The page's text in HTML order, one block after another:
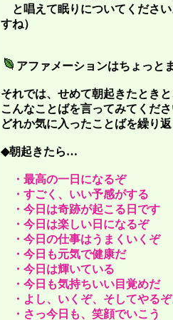
と唱えて眠りについてくださ
すね）
アファメーションはちょっと
それでは、せめて朝起きたとき
こんなことばを言ってみてくだ
どれか気に入ったことばを繰り
◆朝起きたら…
・最高の一日になるぞ
・すごく、いい予感がする
・今日は奇跡が起こる日です
・今日は楽しい日になるぞ
・今日の仕事はうまくいくぞ
・今日も元気で健康だ
・今日は輝いている
・今日も気持ちいい目覚めだ
・よし、いくぞ、そしてやる
・さっ今日も、笑顔でいこう